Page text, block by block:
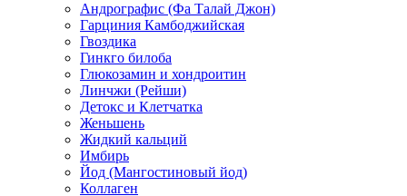
Андрографис (Фа Талай Джон)
Гарциния Камбоджийская
Гвоздика
Гинкго билоба
Глюкозамин и хондроитин
Линчжи (Рейши)
Детокс и Клетчатка
Женьшень
Жидкий кальций
Имбирь
Йод (Мангостиновый йод)
Коллаген